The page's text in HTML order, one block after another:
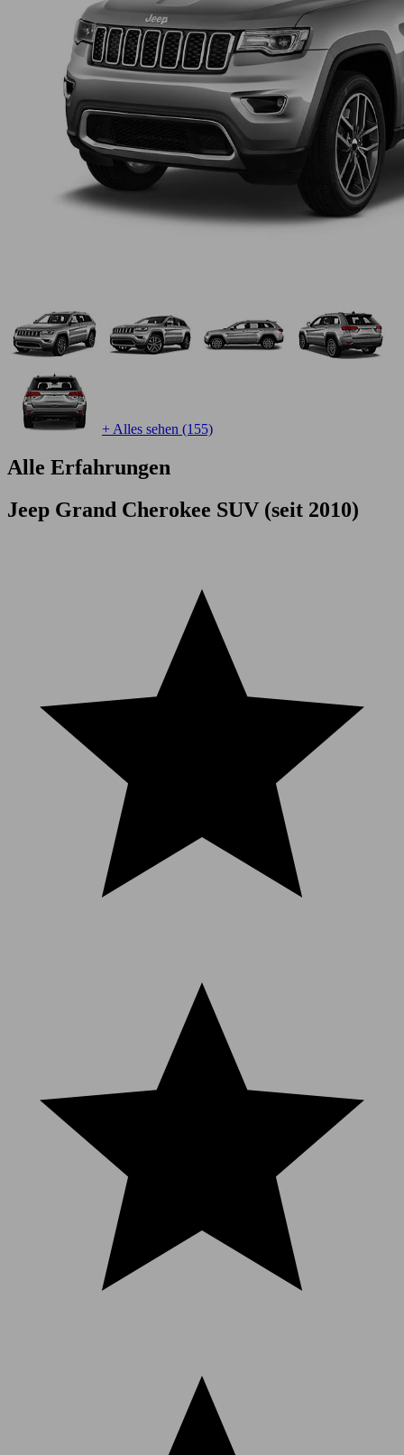
+ Alles sehen (155)
Alle Erfahrungen
Jeep Grand Cherokee SUV (seit 2010)